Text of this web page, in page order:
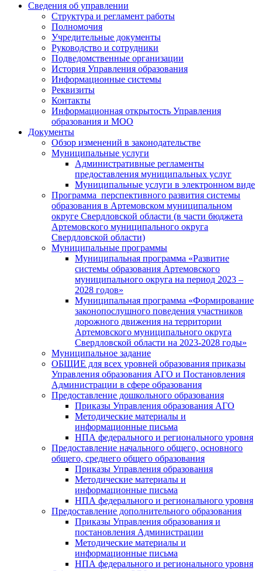
Сведения об управлении
Структура и регламент работы
Полномочия
Учредительные документы
Руководство и сотрудники
Подведомственные организации
История Управления образования
Информационные системы
Реквизиты
Контакты
Информационная открытость Управления
образования и МОО
Документы
Обзор изменений в законодательстве
Муниципальные услуги
Административные регламенты
предоставления муниципальных услуг
Муниципальные услуги в электронном виде
Программа перспективного развития системы
образования в Артемовском муниципальном
округе Свердловской области (в части бюджета
Артемовского муниципального округа
Свердловской области)
Муниципальные программы
Муниципальная программа «Развитие
системы образования Артемовского
муниципального округа на период 2023 –
2028 годов»
Муниципальная программа «Формирование
законопослушного поведения участников
дорожного движения на территории
Артемовского муниципального округа
Свердловской области на 2023-2028 годы»
Муниципальное задание
ОБЩИЕ для всех уровней образования приказы
Управления образования АГО и Постановления
Администрации в сфере образования
Предоставление дошкольного образования
Приказы Управления образования АГО
Методические материалы и
информационные письма
НПА федерального и регионального уровня
Предоставление начального общего, основного
общего, среднего общего образования
Приказы Управления образования
Методические материалы и
информационные письма
НПА федерального и регионального уровня
Предоставление дополнительного образования
Приказы Управления образования и
постановления Администрации
Методические материалы и
информационные письма
НПА федерального и регионального уровня